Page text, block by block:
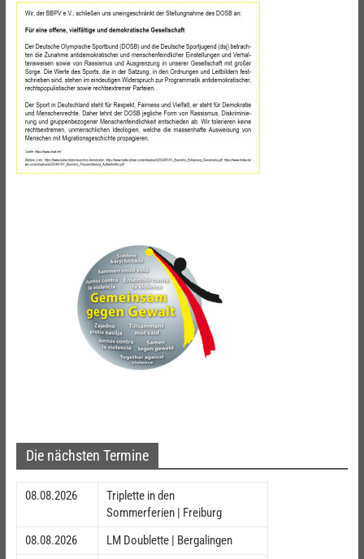
Die nächsten Termine
08.08.2026
Triplette in den
Sommerferien | Freiburg
08.08.2026
LM Doublette | Bergalingen